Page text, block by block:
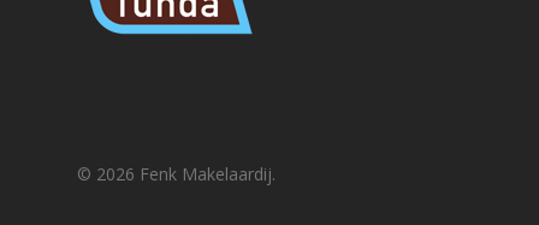
© 2026 Fenk Makelaardij.